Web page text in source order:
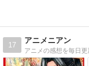
17
アニメニアン